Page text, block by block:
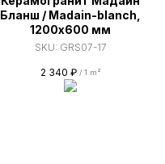
Бланш / Madain-blanch,
1200х600 мм
SKU: GRS07-17
2 340 ₽ / 1 m²